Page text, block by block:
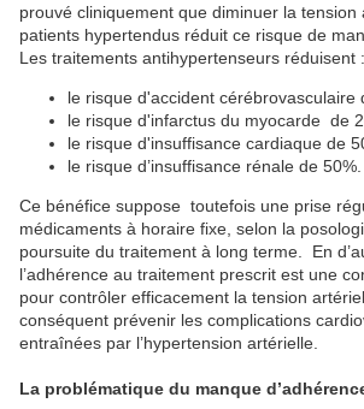
prouvé cliniquement que diminuer la tension
patients hypertendus réduit ce risque de
Les traitements antihypertenseurs réduisent :
le risque d'accident cérébrovasculaire
le risque d'infarctus du myocarde de
le risque d'insuffisance cardiaque de
le risque d’insuffisance rénale de 50%.
Ce bénéfice suppose toutefois une prise
médicaments à horaire fixe, selon la
poursuite du traitement à long terme. En
l’adhérence au traitement prescrit est une
pour contrôler efficacement la tension
conséquent prévenir les complications
entraînées par l’hypertension artérielle.
La problématique du manque